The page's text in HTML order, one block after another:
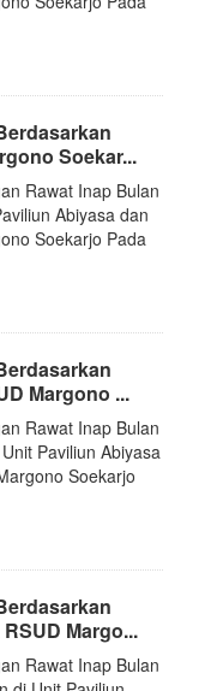
Soekar...
Rawat Inap Bulan
Abiyasa dan
Soekarjo Pada
Margono ...
Rawat Inap Bulan
Paviliun Abiyasa
Soekarjo
Margo...
Rawat Inap Bulan